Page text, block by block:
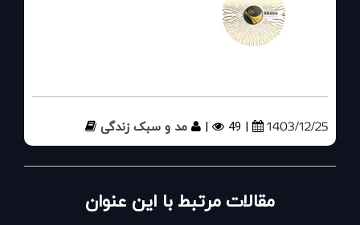
1403/12/25
| 49
| مد و سبک زندگی
مقالات مرتبط با این عنوان